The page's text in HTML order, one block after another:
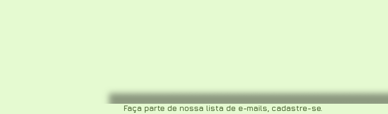
Faça parte de nossa lista de e-mails, cadastre-se.